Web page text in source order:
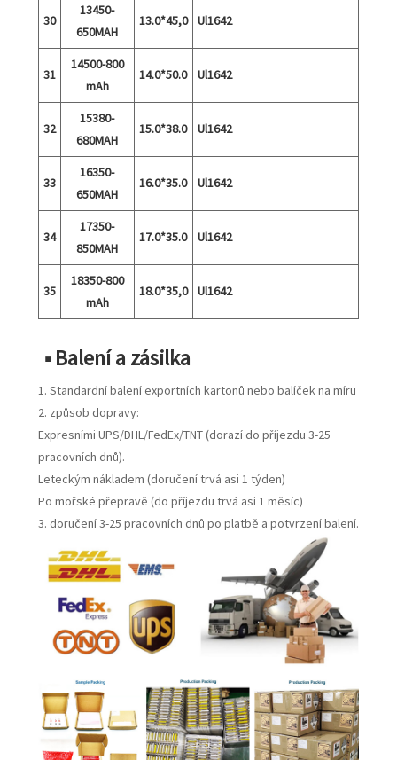
30
13450-
650MAH
13.0*45,0 Ul1642
31
14500-800
mAh
14.0*50.0 Ul1642
32
15380-
680MAH
15.0*38.0 Ul1642
33
16350-
650MAH
16.0*35.0 Ul1642
34
17350-
850MAH
17.0*35.0 Ul1642
35
18350-800
mAh
18.0*35,0 Ul1642
■ Balení a zásilka
1. Standardní balení exportních kartonů nebo balíček na míru
2. způsob dopravy:
Expresními UPS/DHL/FedEx/TNT (dorazí do příjezdu 3-25
pracovních dnů).
Leteckým nákladem (doručení trvá asi 1 týden)
Po mořské přepravě (do příjezdu trvá asi 1 měsíc)
3. doručení 3-25 pracovních dnů po platbě a potvrzení balení.